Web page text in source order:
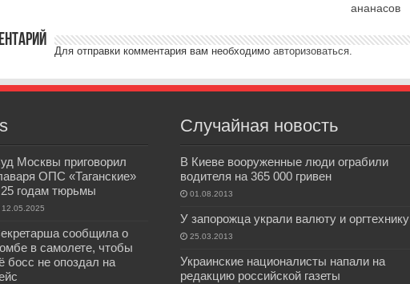
ананасов
Для отправки комментария вам необходимо авторизоваться.
Москвы приговорил
ОПС «Таганские»
25 годам тюрьмы
12.05.2025
сообщила о
в самолете, чтобы
босс не опоздал на
Случайная новость
В Киеве вооруженные люди ограбили
водителя на 365 000 гривен
01.08.2013
У запорожца украли валюту и оргтехнику
25.03.2013
Украинские националисты напали на
редакцию российской газеты